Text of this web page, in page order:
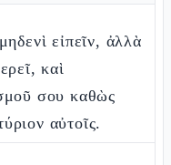
εἰπεῖν, ἀλλὰ
καὶ
σου καθὼς
αὐτοῖς.